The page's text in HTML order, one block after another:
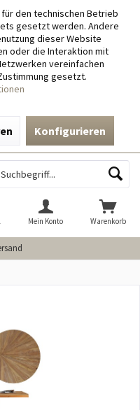
den technischen Betrieb
gesetzt werden. Andere
dieser Website
oder die Interaktion mit
vereinfachen
gesetzt.
Konfigurieren
Warenkorb
Mein Konto